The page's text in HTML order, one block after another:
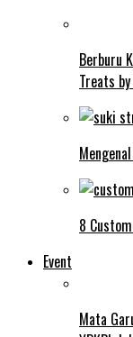
Berburu
Treats
8
Event
Mata